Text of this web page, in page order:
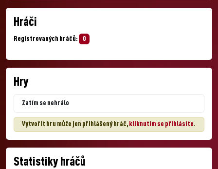
Hráči
Registrovaných hráčů: 0
Hry
Zatím se nehrálo
Vytvořit hru může jen přihlášený hráč, kliknutím se přihlásíte.
Statistiky hráčů